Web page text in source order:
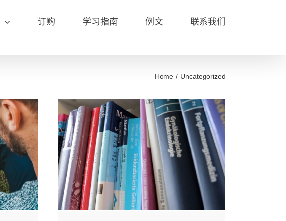
订购 学习指南 例文 联系我们
Home Uncategorized